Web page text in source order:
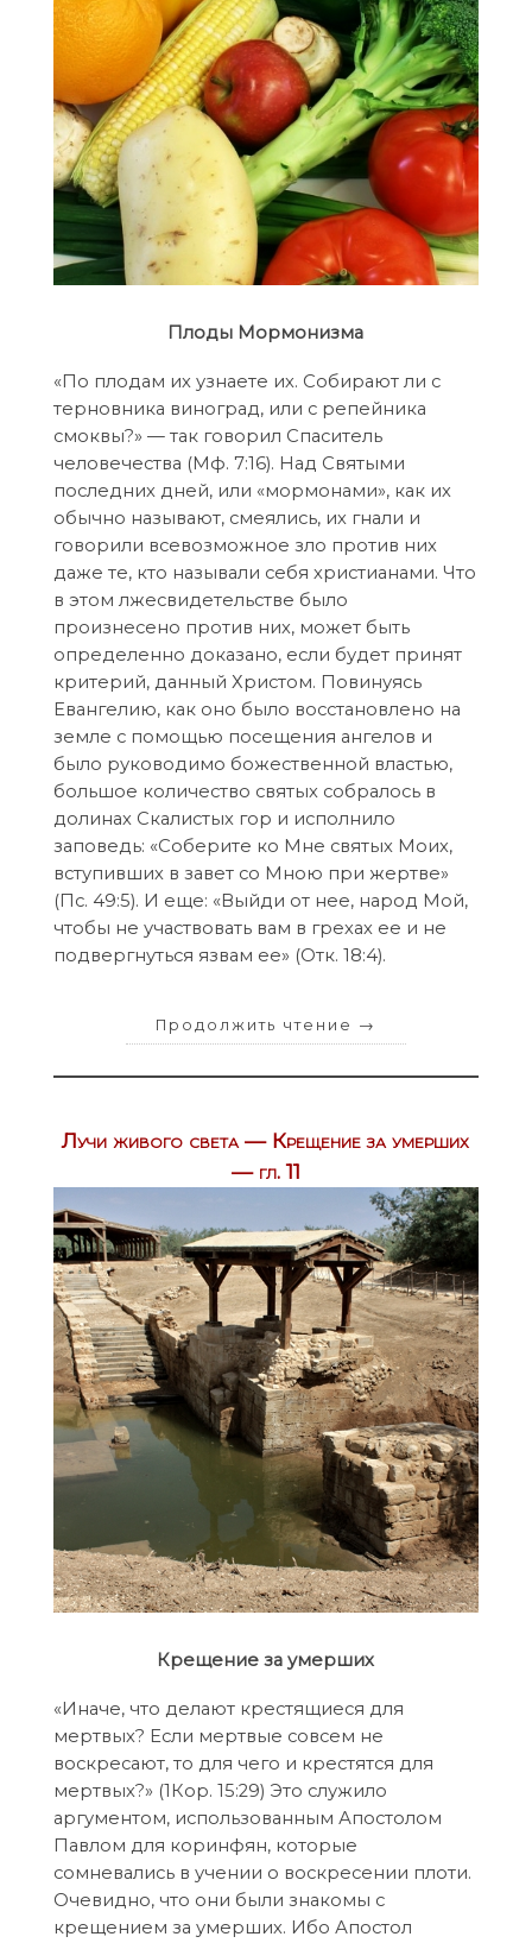
Плоды Мормонизма
«По плодам их узнаете их. Собирают ли с
терновника виноград, или с репейника
смоквы?» — так говорил Спаситель
человечества (Мф. 7:16). Над Святыми
последних дней, или «мормонами», как их
обычно называют, смеялись, их гнали и
говорили всевозможное зло против них
даже те, кто называли себя христианами. Что
в этом лжесвидетельстве было
произнесено против них, может быть
определенно доказано, если будет принят
критерий, данный Христом. Повинуясь
Евангелию, как оно было восстановлено на
земле с помощью посещения ангелов и
было руководимо божественной властью,
большое количество святых собралось в
долинах Скалистых гор и исполнило
заповедь: «Соберите ко Мне святых Моих,
вступивших в завет со Мною при жертве»
(Пс. 49:5). И еще: «Выйди от нее, народ Мой,
чтобы не участвовать вам в грехах ее и не
подвергнуться язвам ее» (Отк. 18:4).
Продолжить чтение →
Лучи живого света — Крещение за умерших
— гл. 11
Крещение за умерших
«Иначе, что делают крестящиеся для
мертвых? Если мертвые совсем не
воскресают, то для чего и крестятся для
мертвых?» (1Кор. 15:29) Это служило
аргументом, использованным Апостолом
Павлом для коринфян, которые
сомневались в учении о воскресении плоти.
Очевидно, что они были знакомы с
крещением за умерших. Ибо Апостол